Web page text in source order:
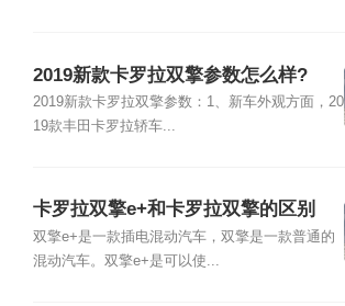
2019新款卡罗拉双擎参数怎么样?
2019新款卡罗拉双擎参数：1、新车外观方面，20
19款丰田卡罗拉轿车...
卡罗拉双擎e+和卡罗拉双擎的区别
双擎e+是一款插电混动汽车，双擎是一款普通的
混动汽车。双擎e+是可以使...